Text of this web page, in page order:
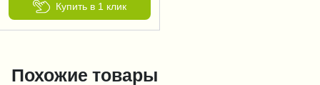
Купить в 1 клик
Похожие товары